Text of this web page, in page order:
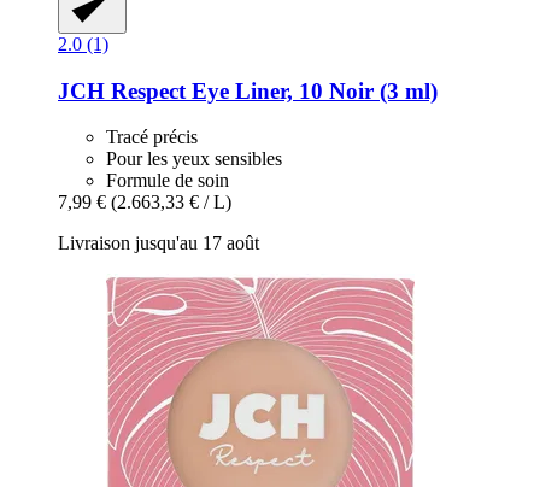
2.0 (1)
JCH Respect Eye Liner, 10 Noir (3 ml)
Tracé précis
Pour les yeux sensibles
Formule de soin
7,99 € (2.663,33 € / L)
Livraison jusqu'au 17 août